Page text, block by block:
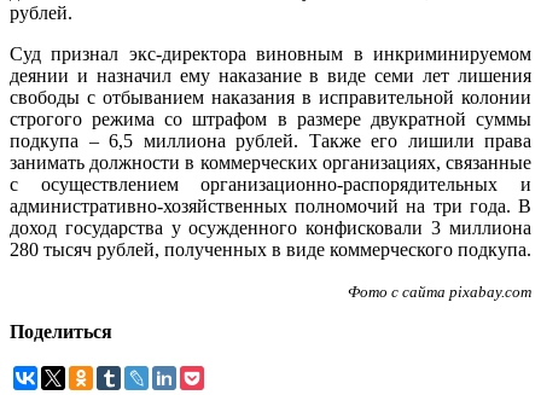
рублей.
Суд признал экс-директора виновным в инкриминируемом
деянии и назначил ему наказание в виде семи лет лишения
свободы с отбыванием наказания в исправительной колонии
строгого режима со штрафом в размере двукратной суммы
подкупа – 6,5 миллиона рублей. Также его лишили права
занимать должности в коммерческих организациях, связанные
с осуществлением организационно-распорядительных и
административно-хозяйственных полномочий на три года. В
доход государства у осужденного конфисковали 3 миллиона
280 тысяч рублей, полученных в виде коммерческого подкупа.
Фото с сайта pixabay.com
Поделиться